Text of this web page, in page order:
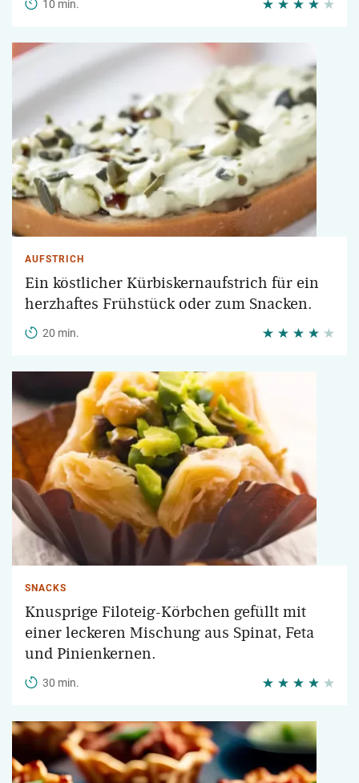
10 min.
AUFSTRICH
Ein köstlicher Kürbiskernaufstrich für ein
herzhaftes Frühstück oder zum Snacken.
20 min.
SNACKS
Knusprige Filoteig-Körbchen gefüllt mit
einer leckeren Mischung aus Spinat, Feta
und Pinienkernen.
30 min.